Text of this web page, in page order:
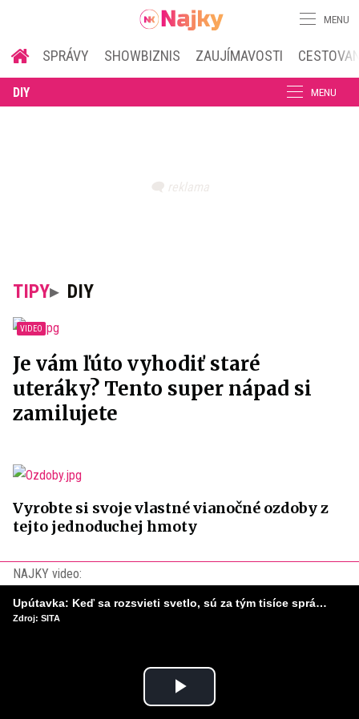
MENU
SPRÁVY SHOWBIZNIS ZAUJÍMAVOSTI
DIY MENU
TIPY DIY
Je vám ľúto vyhodiť staré
uteráky? Tento super nápad si
zamilujete
Vyrobte si svoje vlastné vianočné ozdoby z
tejto jednoduchej hmoty
NAJKY video:
Play
Upútavka: Keď sa rozsvieti svetlo, sú za tým tisíce správnych rozhodnutí. Ako vzniká infraštruktúra, ktorú nevnímame?
Zdroj: SITA